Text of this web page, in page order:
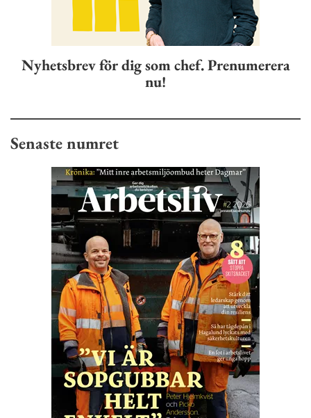
Nyhetsbrev för dig som chef. Prenumerera
nu!
Senaste numret